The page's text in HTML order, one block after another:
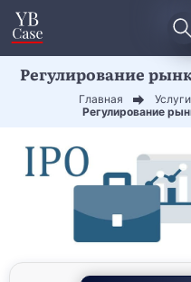
Регулирование
Главная
Регулирование